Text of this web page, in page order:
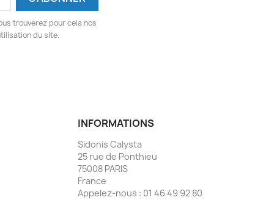
trouverez pour cela nos
du site.
INFORMATIONS
Sidonis Calysta
25 rue de Ponthieu
75008 PARIS
France
Appelez-nous : 01 46 49 92 80